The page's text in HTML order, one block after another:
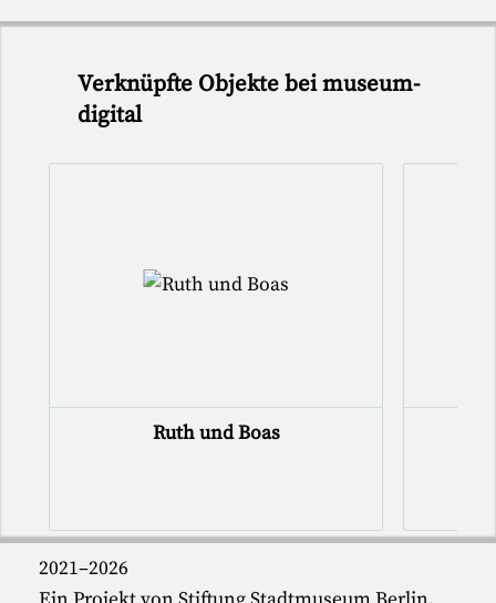
Verknüpfte Objekte bei museum-
digital
Ruth und Boas
2021–2026